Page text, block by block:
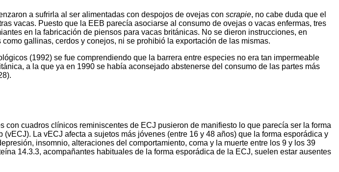
a sufrirla al ser alimentadas con despojos de ovejas con scrapie, no cabe duda que el
vacas. Puesto que la EEB parecía asociarse al consumo de ovejas o vacas enfermas, tres
en la fabricación de piensos para vacas británicas. No se dieron instrucciones, en
gallinas, cerdos y conejos, ni se prohibió la exportación de las mismas.
(1992) se fue comprendiendo que la barrera entre especies no era tan impermeable
a la que ya en 1990 se había aconsejado abstenerse del consumo de las partes más
cuadros clínicos reminiscentes de ECJ pusieron de manifiesto lo que parecía ser la forma
La vECJ afecta a sujetos más jóvenes (entre 16 y 48 años) que la forma esporádica y
insomnio, alteraciones del comportamiento, coma y la muerte entre los 9 y los 39
14.3.3, acompañantes habituales de la forma esporádica de la ECJ, suelen estar ausentes